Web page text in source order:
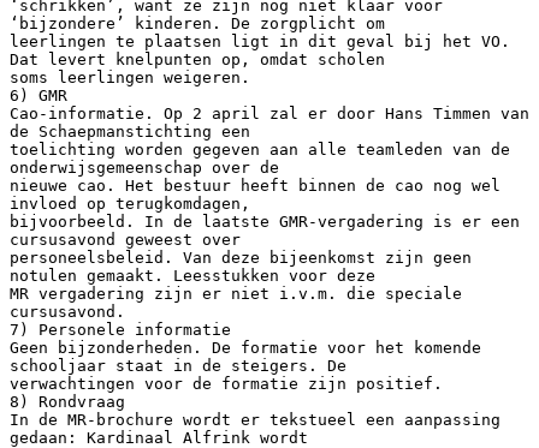
‘schrikken’, want ze zijn nog niet klaar voor
‘bijzondere’ kinderen. De zorgplicht om
leerlingen te plaatsen ligt in dit geval bij het VO.
Dat levert knelpunten op, omdat scholen
soms leerlingen weigeren.
6) GMR
Cao-informatie. Op 2 april zal er door Hans Timmen van
de Schaepmanstichting een
toelichting worden gegeven aan alle teamleden van de
onderwijsgemeenschap over de
nieuwe cao. Het bestuur heeft binnen de cao nog wel
invloed op terugkomdagen,
bijvoorbeeld. In de laatste GMR-vergadering is er een
cursusavond geweest over
personeelsbeleid. Van deze bijeenkomst zijn geen
notulen gemaakt. Leesstukken voor deze
MR vergadering zijn er niet i.v.m. die speciale
cursusavond.
7) Personele informatie
Geen bijzonderheden. De formatie voor het komende
schooljaar staat in de steigers. De
verwachtingen voor de formatie zijn positief.
8) Rondvraag
In de MR-brochure wordt er tekstueel een aanpassing
gedaan: Kardinaal Alfrink wordt